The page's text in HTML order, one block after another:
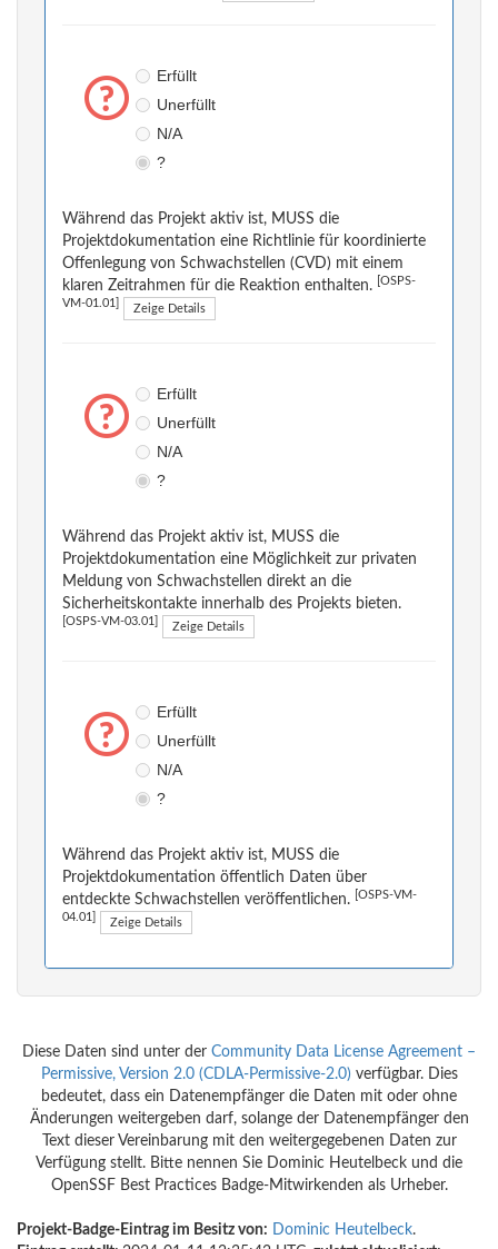
Erfüllt
Unerfüllt
N/A
?
Während das Projekt aktiv ist, MUSS die
Projektdokumentation eine Richtlinie für koordinierte
Offenlegung von Schwachstellen (CVD) mit einem
klaren Zeitrahmen für die Reaktion enthalten.
[OSPS-
VM-01.01] Zeige Details
Erfüllt
Unerfüllt
N/A
?
Während das Projekt aktiv ist, MUSS die
Projektdokumentation eine Möglichkeit zur privaten
Meldung von Schwachstellen direkt an die
Sicherheitskontakte innerhalb des Projekts bieten.
[OSPS-VM-03.01] Zeige Details
Erfüllt
Unerfüllt
N/A
?
Während das Projekt aktiv ist, MUSS die
Projektdokumentation öffentlich Daten über
entdeckte Schwachstellen veröffentlichen.
[OSPS-VM-
04.01] Zeige Details
Diese Daten sind unter der Community Data License Agreement –
Permissive, Version 2.0 (CDLA-Permissive-2.0) verfügbar. Dies
bedeutet, dass ein Datenempfänger die Daten mit oder ohne
Änderungen weitergeben darf, solange der Datenempfänger den
Text dieser Vereinbarung mit den weitergegebenen Daten zur
Verfügung stellt. Bitte nennen Sie Dominic Heutelbeck und die
OpenSSF Best Practices Badge-Mitwirkenden als Urheber.
Projekt-Badge-Eintrag im Besitz von: Dominic Heutelbeck.